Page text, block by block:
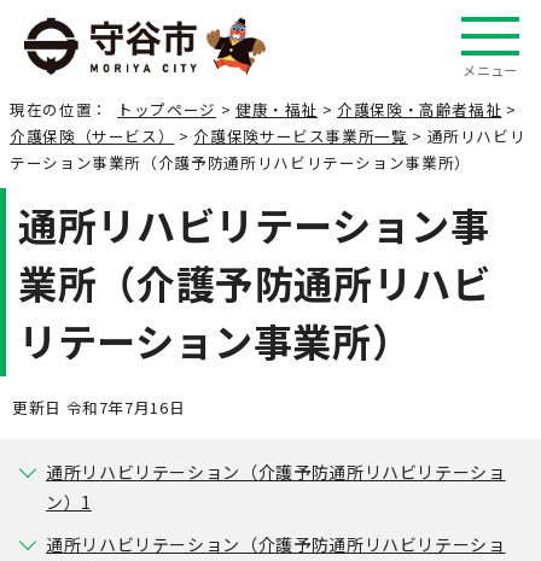
メニュー
現在の位置： トップページ > 健康・福祉 > 介護保険・高齢者福祉 >
介護保険（サービス）
> 介護保険サービス事業所一覧 > 通所リハビリ
テーション事業所（介護予防通所リハビリテーション事業所）
通所リハビリテーション事
業所（介護予防通所リハビ
リテーション事業所）
更新日 令和7年7月16日
通所リハビリテーション（介護予防通所リハビリテーショ
ン）1
通所リハビリテーション（介護予防通所リハビリテーショ